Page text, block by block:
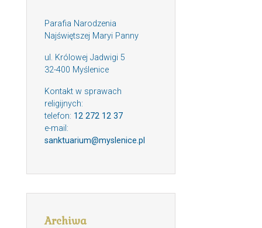
Parafia Narodzenia
Najświętszej Maryi Panny
ul. Królowej Jadwigi 5
32-400 Myślenice
Kontakt w sprawach
religijnych:
telefon: 12 272 12 37
e-mail:
sanktuarium@myslenice.pl
Archiwa